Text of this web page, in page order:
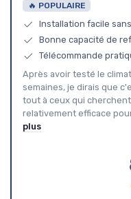
🔥 POPULAIRE
Installation facile
Bonne capacité de
Télécommande
Après avoir testé le
semaines, je dirais que
tout à ceux qui
relativement efficace
plus